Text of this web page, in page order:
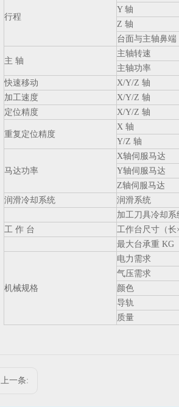
行程
Y 轴
Z 轴
台面与主轴鼻端
主 轴
主轴转速
主轴功率
快速移动
X/Y/Z 轴
加工速度
X/Y/Z 轴
定位精度
X/Y/Z 轴
重复定位精度
X 轴
Y/Z 轴
马达功率
X轴伺服马达
Y轴伺服马达
Z轴伺服马达
润滑冷却系统
润滑系统
加工刀具冷却系
工 作 台
工作台尺寸（长
最大台承重 KG
机械规格
电力需求
气压需求
颜色
导轨
质量
上一条: